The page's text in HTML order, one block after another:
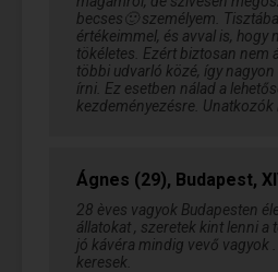
becses🙂 személyem.
értékeimmel, és avval is, hogy
tökéletes. Ezért biztosan nem
többi udvarló közé, így
írni. Ez esetben nálad a
kezdeményezésre. Unatkozók
Ágnes (29), Budapest,
28 èves vagyok Budapesten
állatokat , szeretek kint lenni a
jó kávéra mindig vevő vagyok
keresek.